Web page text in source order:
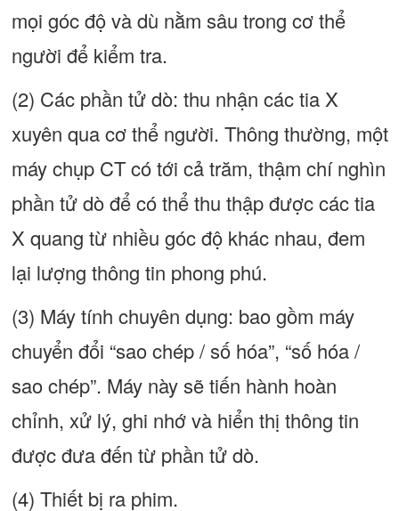
mọi góc độ và dù nằm sâu trong cơ thể
người để kiểm tra.
(2) Các phần tử dò: thu nhận các tia X
xuyên qua cơ thể người. Thông thường, một
máy chụp CT có tới cả trăm, thậm chí nghìn
phần tử dò để có thể thu thập được các tia
X quang từ nhiều góc độ khác nhau, đem
lại lượng thông tin phong phú.
(3) Máy tính chuyên dụng: bao gồm máy
chuyển đổi “sao chép / số hóa”, “số hóa /
sao chép”. Máy này sẽ tiến hành hoàn
chỉnh, xử lý, ghi nhớ và hiển thị thông tin
được đưa đến từ phần tử dò.
(4) Thiết bị ra phim.